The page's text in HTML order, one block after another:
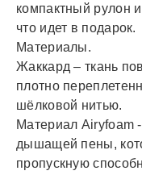
компактный рулон
что идет в подарок.
Материалы.
Жаккард – ткань
плотно
шёлковой нитью.
Материал Airyfoam
дышащей пены,
пропускную